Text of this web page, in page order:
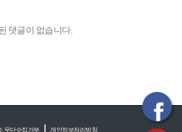
댓글이 없습니다.
무단수집거부|개인정보처리방침